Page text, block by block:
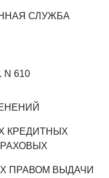
СЛУЖБА
N 610
КРЕДИТНЫХ
ПРАВОМ ВЫДАЧИ